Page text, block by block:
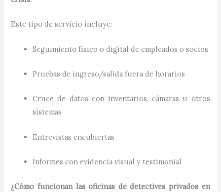
Este tipo de servicio incluye:
Seguimiento físico o digital de empleados o socios
Pruebas de ingreso/salida fuera de horarios
Cruce de datos con inventarios, cámaras u otros
sistemas
Entrevistas encubiertas
Informes con evidencia visual y testimonial
¿Cómo funcionan las oficinas de detectives privados en